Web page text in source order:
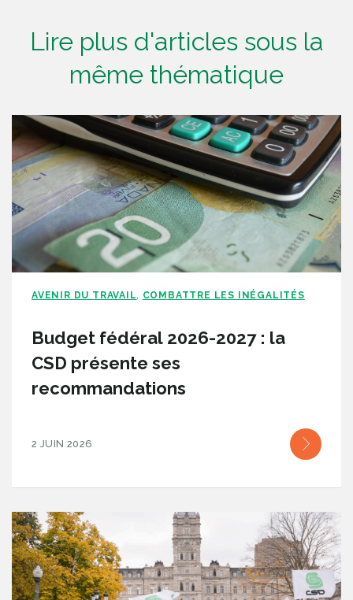
Lire plus d'articles sous la
même thématique
AVENIR DU TRAVAIL COMBATTRE LES INÉGALITÉS
Budget fédéral 2026-2027 : la
CSD présente ses
recommandations
2 JUIN 2026